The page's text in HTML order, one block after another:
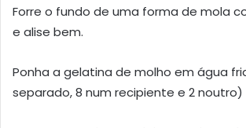
Forre o fundo de uma forma de mola
e alise bem.
Ponha a gelatina de molho em água
separado, 8 num recipiente e 2 noutro)